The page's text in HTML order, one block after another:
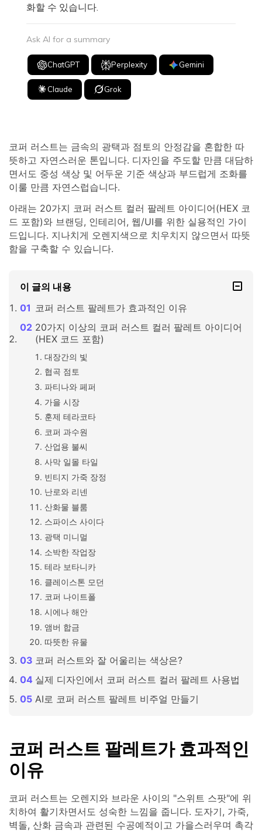
화할 수 있습니다.
Ask AI for a summary
ChatGPT Perplexity Gemini
Claude Grok
코퍼 러스트는 금속의 광택과 점토의 안정감을 혼합한 따
뜻하고 자연스러운 톤입니다. 디자인을 주도할 만큼 대담하
면서도 중성 색상 및 어두운 기준 색상과 부드럽게 조화를
이룰 만큼 자연스럽습니다.
아래는 20가지 코퍼 러스트 컬러 팔레트 아이디어(HEX 코
드 포함)와 브랜딩, 인테리어, 웹/UI를 위한 실용적인 가이
드입니다. 지나치게 오렌지색으로 치우치지 않으면서 따뜻
함을 구축할 수 있습니다.
이 글의 내용
코퍼 러스트 팔레트가 효과적인 이유
20가지 이상의 코퍼 러스트 컬러 팔레트 아이디어
(HEX 코드 포함)
대장간의 빛
협곡 점토
파티나와 페퍼
가을 시장
훈제 테라코타
코퍼 과수원
산업용 불씨
사막 일몰 타일
빈티지 가죽 장정
난로와 리넨
산화물 블룸
스파이스 사이다
광택 미니멀
소박한 작업장
테라 보타니카
클레이스톤 모던
코퍼 나이트폴
시에나 해안
앰버 합금
따뜻한 유물
코퍼 러스트와 잘 어울리는 색상은?
실제 디자인에서 코퍼 러스트 컬러 팔레트 사용법
AI로 코퍼 러스트 팔레트 비주얼 만들기
코퍼 러스트 팔레트가 효과적인
이유
코퍼 러스트는 오렌지와 브라운 사이의 "스위트 스팟"에 위
치하여 활기차면서도 성숙한 느낌을 줍니다. 도자기, 가죽,
벽돌, 산화 금속과 관련된 수공예적이고 가을스러우며 촉각